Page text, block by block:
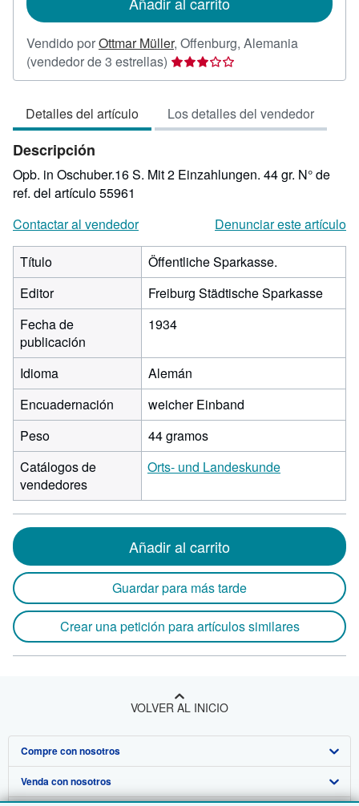
envío
Vendido porOttmar Müller, Offenburg, Alemania
(vendedor de 3 estrellas) Calificación
del
3
de
estrellas
Detalles del artículo Los detalles del vendedor
Descripción
Opb. in Oschuber.16 S. Mit 2 Einzahlungen. 44 gr. N° de
ref. del artículo 55961
Contactar al vendedor
Denunciar este artículo
Título
Öffentliche Sparkasse.
Editor
Freiburg Städtische Sparkasse
Fecha de
publicación
1934
Idioma
Alemán
Encuadernación
weicher Einband
Peso
44 gramos
Catálogos de
vendedores
Orts- und Landeskunde
Añadir al carrito
Guardar para más tarde
Crear una petición para artículos similares
VOLVER AL INICIO
Compre con nosotros
Búsqueda avanzada
Venda con nosotros